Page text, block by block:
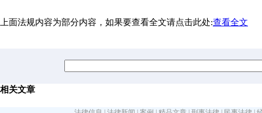
上面法规内容为部分内容，如果要查看全文请点击此处:查看全文
相关文章